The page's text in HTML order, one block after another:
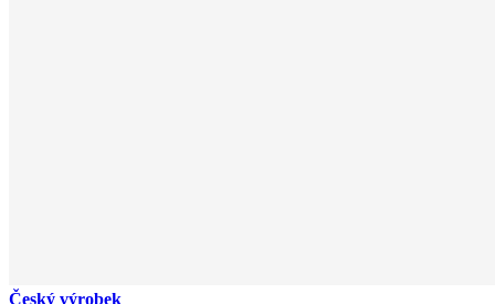
Český výrobek